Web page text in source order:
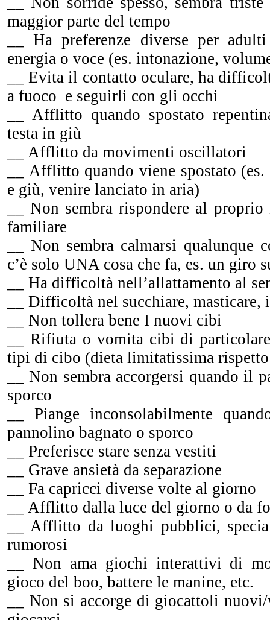
maggior parte del tempo
__ Ha preferenze diverse per
energia o voce (es. intonazione,
__ Evita il contatto oculare, ha
a fuoco e seguirli con gli occhi
__ Afflitto quando spostato
testa in giù
__ Afflitto da movimenti oscillatori
__ Afflitto quando viene spostato
e giù, venire lanciato in aria)
__ Non sembra rispondere al
familiare
__ Non sembra calmarsi qualunque
c’è solo UNA cosa che fa, es. un giro
__ Ha difficoltà nell’allattamento al
__ Difficoltà nel succhiare, masticare,
__ Non tollera bene I nuovi cibi
__ Rifiuta o vomita cibi di
tipi di cibo (dieta limitatissima rispetto
__ Non sembra accorgersi quando il
sporco
__ Piange inconsolabilmente
pannolino bagnato o sporco
__ Preferisce stare senza vestiti
__ Grave ansietà da separazione
__ Fa capricci diverse volte al giorno
__ Afflitto dalla luce del giorno o da
__ Afflitto da luoghi pubblici,
rumorosi
__ Non ama giochi interattivi di
gioco del boo, battere le manine, etc.
__ Non si accorge di giocattoli